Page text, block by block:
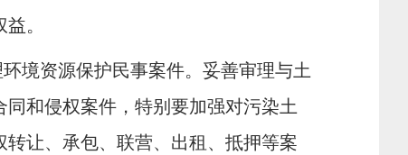
。
境资源保护民事案件。妥善审理与土
和侵权案件，特别要加强对污染土
让、承包、联营、出租、抵押等案